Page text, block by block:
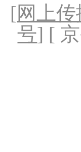
[网上
号] [